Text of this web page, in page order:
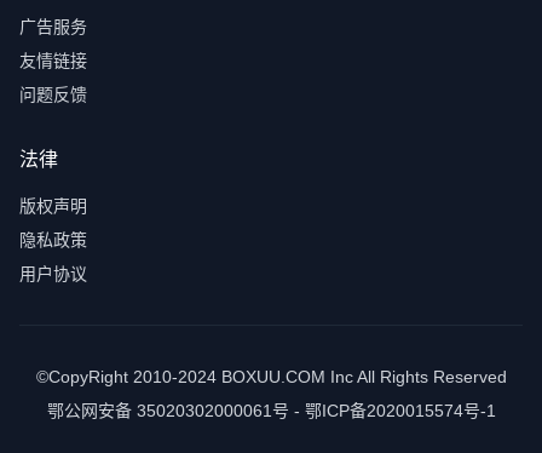
广告服务
友情链接
问题反馈
法律
版权声明
隐私政策
用户协议
©CopyRight 2010-2024 BOXUU.COM Inc All Rights Reserved
鄂公网安备 35020302000061号 - 鄂ICP备2020015574号-1